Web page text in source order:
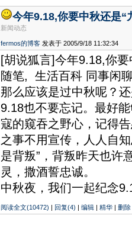
今年9.18,你要中秋还是“
新闻动态
fermos的博客 发表于 2005/9/18 11:32:34
[胡说狐言]今年9.18,你要
随笔, 生活百科 同事闲
那么应该是过中秋呢？
9.18也不要忘记。最好
寇的窥吞之野心，记得
之事不用宣传，人人自
是背叛”，背叛昨天也许
灵，撒酒誓忠诚。
中秋夜，我们一起纪念
阅读全文(10472) | 回复(4) | 编辑 | 精华 | 删除